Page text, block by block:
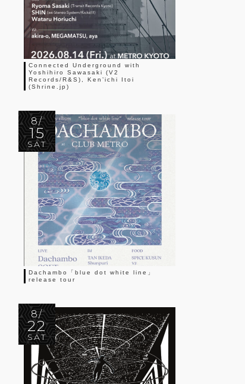
Connected Underground with
Yoshihiro Sawasaki (V2
Records/R&S), Ken’ichi Itoi
(Shrine.jp)
8/
15
SAT
Dachambo「blue dot white line」
release tour
8/
22
SAT